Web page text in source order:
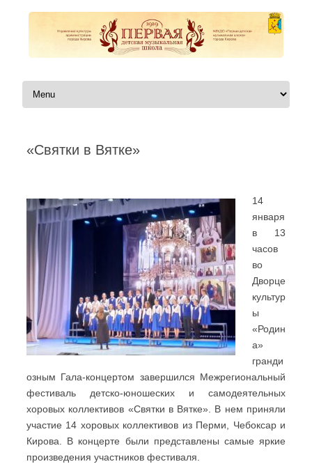
Перейти к содержимому
«Святки в Вятке»
14
января
в 13
часов
во
Дворце
культур
ы
«Родин
а»
гранди
озным Гала-концертом завершился Межрегиональный
фестиваль детско-юношеских и самодеятельных
хоровых коллективов «Святки в Вятке». В нем приняли
участие 14 хоровых коллективов из Перми, Чебоксар и
Кирова. В концерте были представлены самые яркие
произведения участников фестиваля.